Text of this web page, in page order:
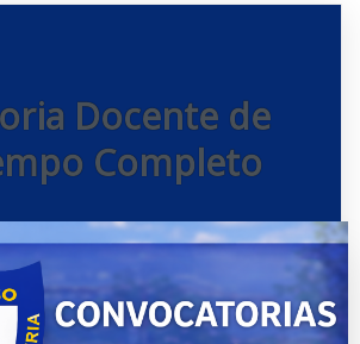
Docente de
Completo